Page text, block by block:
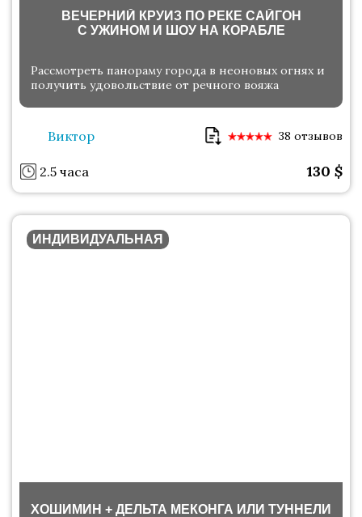
ВЕЧЕРНИЙ КРУИЗ ПО РЕКЕ САЙГОН
С УЖИНОМ И ШОУ НА КОРАБЛЕ
Рассмотреть панораму города в неоновых огнях и
получить удовольствие от речного вояжа
Виктор 38 отзывов
2.5 часа 130 $
ИНДИВИДУАЛЬНАЯ
ХОШИМИН + ДЕЛЬТА МЕКОНГА ИЛИ ТУННЕЛИ